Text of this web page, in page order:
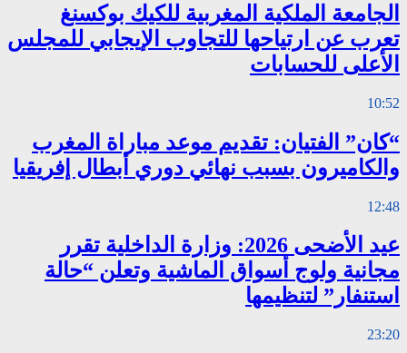
الجامعة الملكية المغربية للكيك بوكسنغ
تعرب عن ارتياحها للتجاوب الإيجابي للمجلس
الأعلى للحسابات
10:52
“كان” الفتيان: تقديم موعد مباراة المغرب
والكاميرون بسبب نهائي دوري أبطال إفريقيا
12:48
عيد الأضحى 2026: وزارة الداخلية تقرر
مجانية ولوج أسواق الماشية وتعلن “حالة
استنفار” لتنظيمها
23:20